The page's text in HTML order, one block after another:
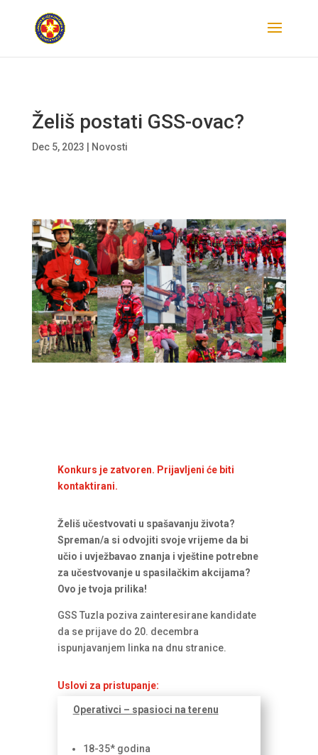
Želiš postati GSS-ovac?
Dec 5, 2023 Novosti
Konkurs je zatvoren. Prijavljeni će biti
kontaktirani.
Želiš učestvovati u spašavanju života?
Spreman/a si odvojiti svoje vrijeme da bi
učio i uvježbavao znanja i vještine potrebne
za učestvovanje u spasilačkim akcijama?
Ovo je tvoja prilika!
GSS Tuzla poziva zainteresirane kandidate
da se prijave do 20. decembra
ispunjavanjem linka na dnu stranice.
Uslovi za pristupanje:
Operativci – spasioci na terenu
18-35* godina